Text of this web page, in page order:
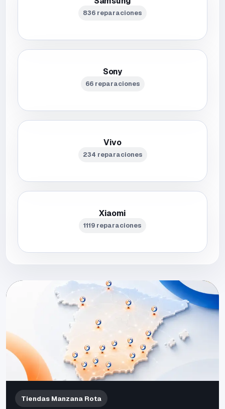
836 reparaciones
Sony
66 reparaciones
Vivo
234 reparaciones
Xiaomi
1119 reparaciones
Tiendas Manzana Rota